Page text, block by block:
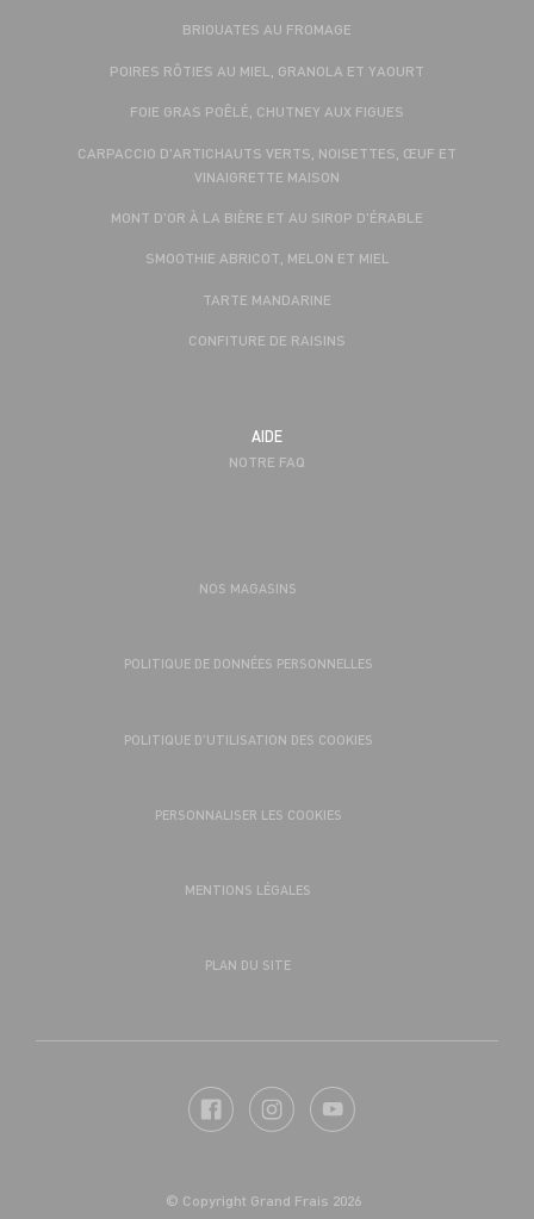
BRIOUATES AU FROMAGE
POIRES RÔTIES AU MIEL, GRANOLA ET YAOURT
FOIE GRAS POÊLÉ, CHUTNEY AUX FIGUES
CARPACCIO D'ARTICHAUTS VERTS, NOISETTES, ŒUF ET
VINAIGRETTE MAISON
MONT D'OR À LA BIÈRE ET AU SIROP D'ÉRABLE
SMOOTHIE ABRICOT, MELON ET MIEL
TARTE MANDARINE
CONFITURE DE RAISINS
AIDE
NOTRE FAQ
NOS MAGASINS
POLITIQUE DE DONNÉES PERSONNELLES
POLITIQUE D’UTILISATION DES COOKIES
PERSONNALISER LES COOKIES
MENTIONS LÉGALES
PLAN DU SITE
© Copyright Grand Frais 2026